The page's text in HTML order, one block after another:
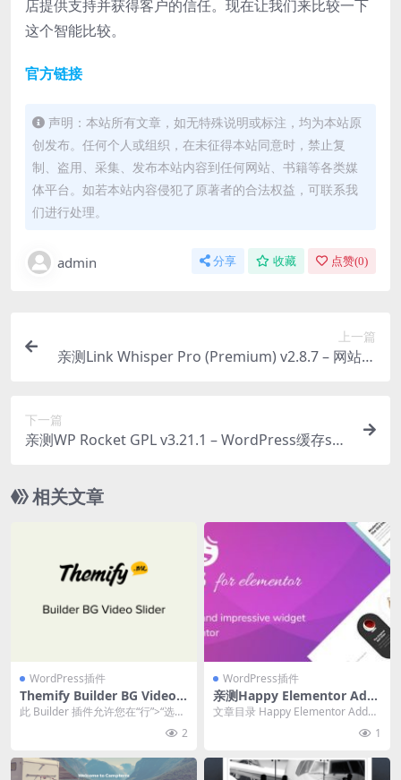
店提供支持并获得客户的信任。现在让我们来比较一下
这个智能比较。
官方链接
声明：本站所有文章，如无特殊说明或标注，均为本站原
创发布。任何个人或组织，在未征得本站同意时，禁止复
制、盗用、采集、发布本站内容到任何网站、书籍等各类媒
体平台。如若本站内容侵犯了原著者的合法权益，可联系我
们进行处理。
admin 分享 收藏 点赞(0)
上一篇
亲测Link Whisper Pro (Premium) v2.8.7 – 网站内
下一篇
亲测WP Rocket GPL v3.21.1 – WordPress缓存seo
相关文章
WordPress插件
Themify Builder BG Video S
lider 2.0.3
此 Builder 插件允许您在“行”>“选
2
WordPress插件
亲测Happy Elementor Add
ons Pro v.3.5.0 + 3.20.3 插件
文章目录 Happy Elementor Addon
1